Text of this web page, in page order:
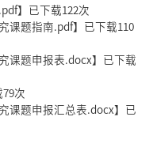
】已下载122次
课题指南.pdf】已下载110
课题申报表.docx】已下载
79次
课题申报汇总表.docx】已